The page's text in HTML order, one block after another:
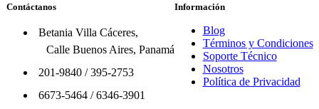
Contáctanos
Betania Villa Cáceres,
Calle Buenos Aires, Panamá
201-9840/395-2753
6673-5464/6346-3901
Información
Blog
Términos y Condiciones
Soporte Técnico
Nosotros
Política de Privacidad